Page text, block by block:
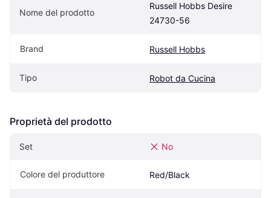
Nome del prodotto
Russell Hobbs Desire
24730-56
Brand Russell Hobbs
Tipo Robot da Cucina
Proprietà del prodotto
Set No
Colore del produttore Red/Black